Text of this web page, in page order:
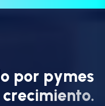
o por pymes
crecimiento.